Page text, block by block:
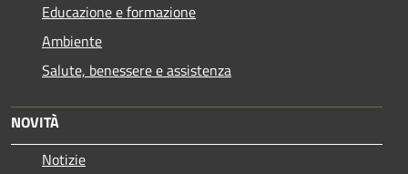
Educazione e formazione
Ambiente
Salute, benessere e assistenza
NOVITÀ
Notizie